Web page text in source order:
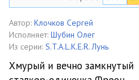
06_CHast_6
07_CHast_7
08_CHast_8
Автор: Клочков Сергей
Исполняет: Шубин Олег
Из серии: S.T.A.L.K.E.R. Лунь
Хмурый и вечно замкнутый